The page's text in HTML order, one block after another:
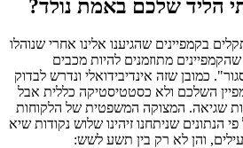
הליד שלכם באמת נולד?
בקמפיינים שהגיענו אלינו אחרי שנוהלו
מתוזמנים להיות מכבים
סגור". כמובן שזה אינדיבידואלי ונדרש לבדוק
השלכם ולא כסטטיסטיקה כללית אבל
שגיאה. המצוקה המשפטית של הלקוחות
שניתחנו זיהינו שלוש נקודות שיא
והן לא רק בין תשע לשש: